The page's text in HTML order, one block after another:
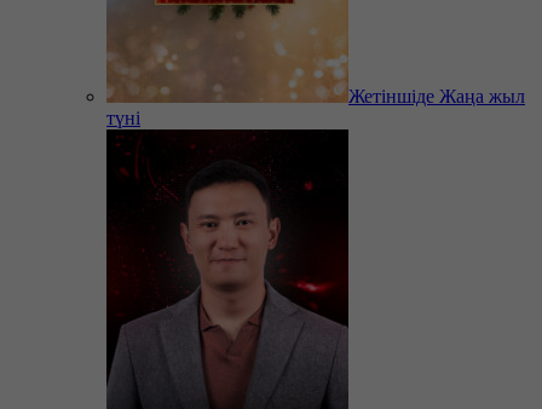
Жетіншіде Жаңа жыл
түні